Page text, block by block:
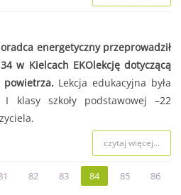
energetyczny przeprowadził
w Kielcach EKOlekcję dotyczącą
powietrza.Lekcja edukacyjna była
klasy szkoły podstawowej –22
czytaj więcej...
82 83 84 85
86